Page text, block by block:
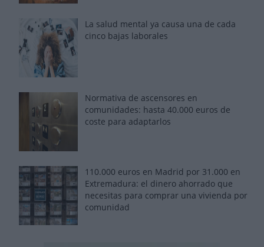
La salud mental ya causa una de cada
cinco bajas laborales
Normativa de ascensores en
comunidades: hasta 40.000 euros de
coste para adaptarlos
110.000 euros en Madrid por 31.000 en
Extremadura: el dinero ahorrado que
necesitas para comprar una vivienda por
comunidad